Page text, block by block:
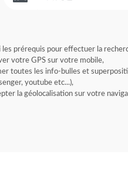
les prérequis pour effectuer la
votre GPS sur votre mobile,
toutes les info-bulles et
youtube etc...),
la géolocalisation sur votre